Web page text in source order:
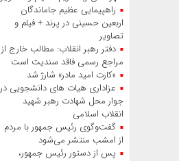
راهپیمایی عظیم جاماندگان
اربعین حسینی در پرند + فیلم و
تصاویر
دفتر رهبر انقلاب: مطالب خارج از
مراجع رسمی فاقد سندیت است
«کارت امید مادر» شارژ شد
عزاداری هیات‌ های دانشجویی در
جوار محل شهادت رهبر شهید
انقلاب اسلامی
گفت‌وگوی رئیس‌ جمهور با مردم
از امشب منتشر می‌شود
پس از دستور رئیس‌ جمهور،